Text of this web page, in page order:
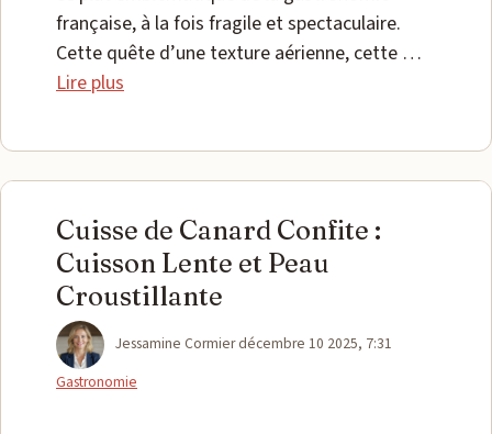
française, à la fois fragile et spectaculaire.
Cette quête d’une texture aérienne, cette …
Lire plus
Cuisse de Canard Confite :
Cuisson Lente et Peau
Croustillante
Jessamine Cormierdécembre 10 2025, 7:31
Gastronomie